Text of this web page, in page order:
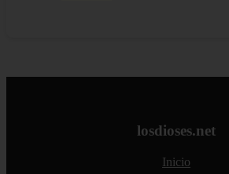
losdioses.net
Inicio